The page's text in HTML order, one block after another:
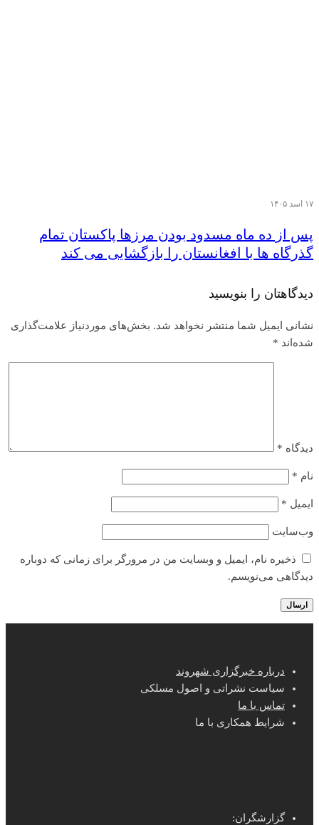
۱۷ اسد ۱۴۰۵
پس از ده ماه مسدود بودن مرزها پاکستان تمام
گذرگاه ها با افغانستان را بازگشایی می کند
دیدگاهتان را بنویسید
نشانی ایمیل شما منتشر نخواهد شد. بخش‌های موردنیاز علامت‌گذاری
شده‌اند *
دیدگاه *
نام *
ایمیل *
وب‌سایت
ذخیره نام، ایمیل و وبسایت من در مرورگر برای زمانی که دوباره
دیدگاهی می‌نویسم.
درباره خبرگزاری شهروند
سیاست نشراتی و اصول مسلکی
تماس با ما
شرایط همکاری با ما
گزارشگران: